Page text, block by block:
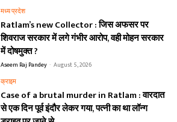
मध्य प्रदेश
Ratlam’s new Collector : जिस अफसर पर
शिवराज सरकार में लगे गंभीर आरोप, वही मोहन सरकार
में दोषमुक्त ?
Aseem Raj Pandey - August 5, 2026
क्राइम
Case of a brutal murder in Ratlam : वारदात
से एक दिन पूर्व इंदौर लेकर गया, पत्नी का था लॉन्ग